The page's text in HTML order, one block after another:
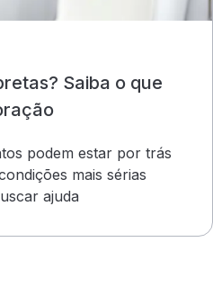
Saiba o que
podem estar por trás
mais sérias
ajuda